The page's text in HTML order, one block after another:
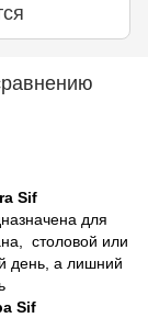
Sif
для
столовой или
день, а лишний
Sif